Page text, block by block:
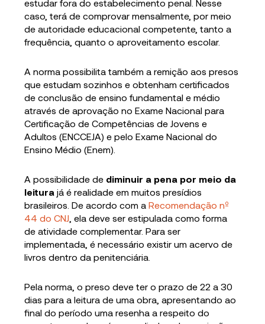
estudar fora do estabelecimento penal. Nesse
caso, terá de comprovar mensalmente, por meio
de autoridade educacional competente, tanto a
frequência, quanto o aproveitamento escolar.
A norma possibilita também a remição aos presos
que estudam sozinhos e obtenham certificados
de conclusão de ensino fundamental e médio
através de aprovação no Exame Nacional para
Certificação de Competências de Jovens e
Adultos (ENCCEJA) e pelo Exame Nacional do
Ensino Médio (Enem).
A possibilidade de diminuir a pena por meio da
leitura já é realidade em muitos presídios
brasileiros. De acordo com a Recomendação nº
44 do CNJ , ela deve ser estipulada como forma
de atividade complementar. Para ser
implementada, é necessário existir um acervo de
livros dentro da penitenciária.
Pela norma, o preso deve ter o prazo de 22 a 30
dias para a leitura de uma obra, apresentando ao
final do período uma resenha a respeito do